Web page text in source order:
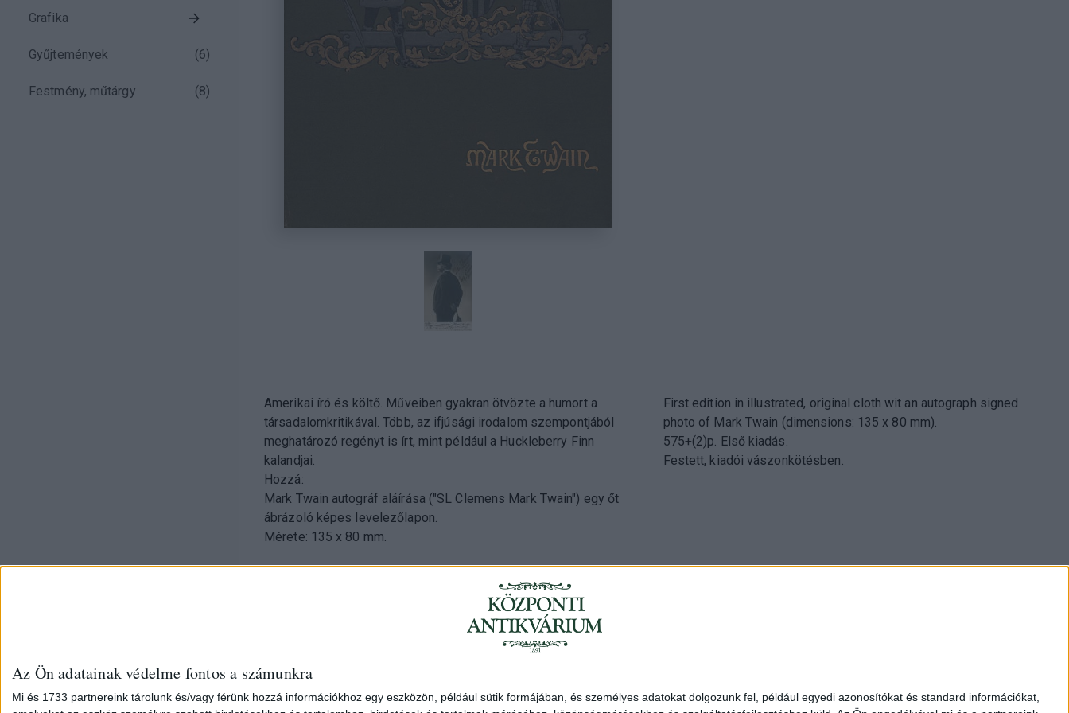
Az Ön adatainak védelme fontos a számunkra
Mi és 1733 partnereink tárolunk és/vagy férünk hozzá információkhoz egy eszközön, például sütik formájában, és személyes adatokat dolgozunk fel, például egyedi azonosítókat és standard információkat,
Grafika
Gyűjtemények (6)
Festmény, műtárgy (8)
Amerikai író és költő. Műveiben gyakran ötvözte a humort a
társadalomkritikával. Több, az ifjúsági irodalom szempontjából
meghatározó regényt is írt, mint például a Huckleberry Finn
kalandjai.
Hozzá:
Mark Twain autográf aláírása ("SL Clemens Mark Twain") egy őt
ábrázoló képes levelezőlapon.
Mérete: 135 x 80 mm.
First edition in illustrated, original cloth wit an autograph signed
photo of Mark Twain (dimensions: 135 x 80 mm).
575+(2)p. Első kiadás.
Festett, kiadói vászonkötésben.
Nyitva
: hétköznap 10-18h, szombat 10-14h